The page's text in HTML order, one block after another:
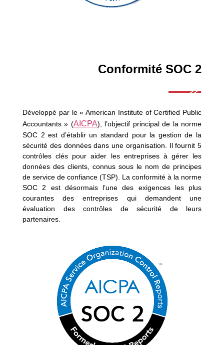
Conformité SOC 2
Développé par le « American Institute of Certified Public
Accountants » (AICPA), l’objectif principal de la norme
SOC 2 est d’établir un standard pour la gestion de la
sécurité des données dans une organisation. Il fournit 5
contrôles clés pour aider les entreprises à gérer les
données des clients, connus sous le nom de principes
de service de confiance (TSP). La conformité à la norme
SOC 2 est désormais l’une des exigences les plus
courantes des entreprises qui demandent une
évaluation des contrôles de sécurité de leurs
partenaires.